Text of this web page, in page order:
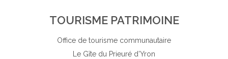
TOURISME PATRIMOINE
Office de tourisme communautaire
Le Gîte du Prieuré d’Yron